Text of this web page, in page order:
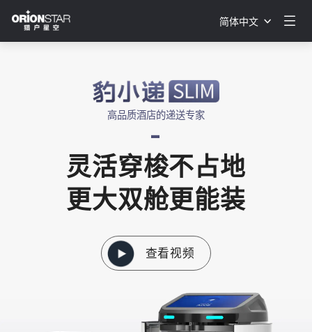
简体中文
高品质酒店的递送专家
-
灵活穿梭不占地
更大双舱更能装
查看视频